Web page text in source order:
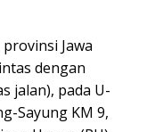
Jawa
dengan
jalan), pada U-
Sayung KM 9,